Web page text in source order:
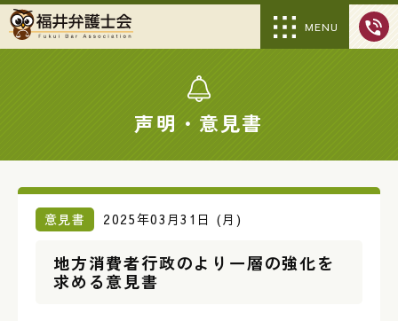
MENU
声明・意見書
意見書 2025年03月31日 (月)
地方消費者行政のより一層の強化を
求める意見書